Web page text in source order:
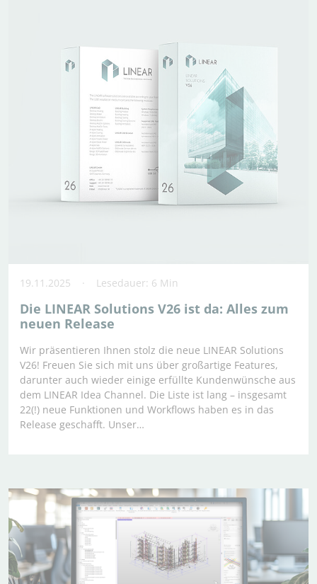
19.11.2025 Lesedauer: 6 Min
Die LINEAR Solutions V26 ist da: Alles zum
neuen Release
Wir präsentieren Ihnen stolz die neue LINEAR Solutions
V26! Freuen Sie sich mit uns über großartige Features,
darunter auch wieder einige erfüllte Kundenwünsche aus
dem LINEAR Idea Channel. Die Liste ist lang – insgesamt
22(!) neue Funktionen und Workflows haben es in das
Release geschafft. Unser…